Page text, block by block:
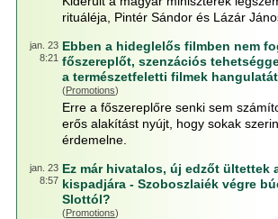
rituáléja, Pintér Sándor és Lázár
jan. 23
8:21
Ebben a hideglelős filmben nem
főszereplőt, szenzációs
a természetfeletti filmek hangulatát
(Promotions)
Erre a főszereplőre senki sem
erős alakítást nyújt, hogy sokak
érdemelne.
jan. 23
8:57
Ez már hivatalos, új edzőt ültettek
kispadjára - Szoboszlaiék végre
Slottól?
(Promotions)